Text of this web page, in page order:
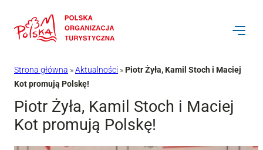
do
Strona główna »Aktualności »Piotr Żyła, Kamil Stoch i Maciej
Kot promują Polskę!
Piotr Żyła, Kamil Stoch i Maciej
Kot promują Polskę!